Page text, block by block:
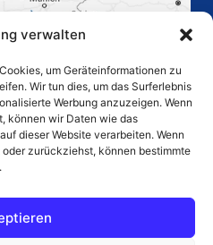
verwalten
um Geräteinformationen zu
Wir tun dies, um das Surferlebnis
Werbung anzuzeigen. Wenn
können wir Daten wie das
dieser Website verarbeiten. Wenn
zurückziehst, können bestimmte
СТОРІНКА
ВІДПОВІДАЛЬНОСТІ